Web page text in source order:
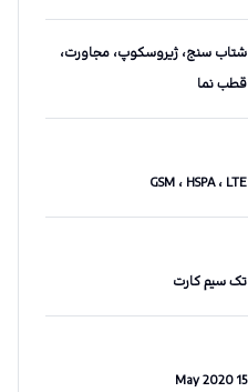
شتاب سنج، ژیروسکوپ، مجاورت،
قطب نما
GSM ، HSPA ، LTE
تک سیم کارت
15 May 2020